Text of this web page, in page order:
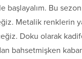
başlayalım. Bu
Metalik renklerin
Doku olarak
bahsetmişken